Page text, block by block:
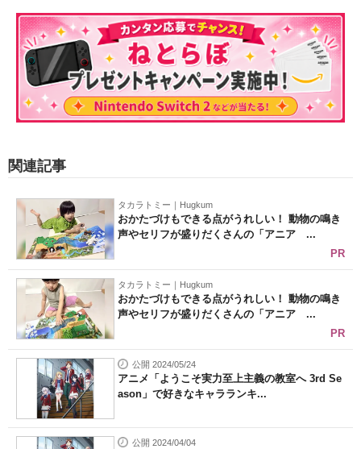
関連記事
タカラトミー｜Hugkum
おかたづけもできる点がうれしい！ 動物の鳴き
声やセリフが盛りだくさんの「アニア ...
PR
タカラトミー｜Hugkum
おかたづけもできる点がうれしい！ 動物の鳴き
声やセリフが盛りだくさんの「アニア ...
PR
公開 2024/05/24
アニメ「ようこそ実力至上主義の教室へ 3rd Se
ason」で好きなキャラランキ...
公開 2024/04/04